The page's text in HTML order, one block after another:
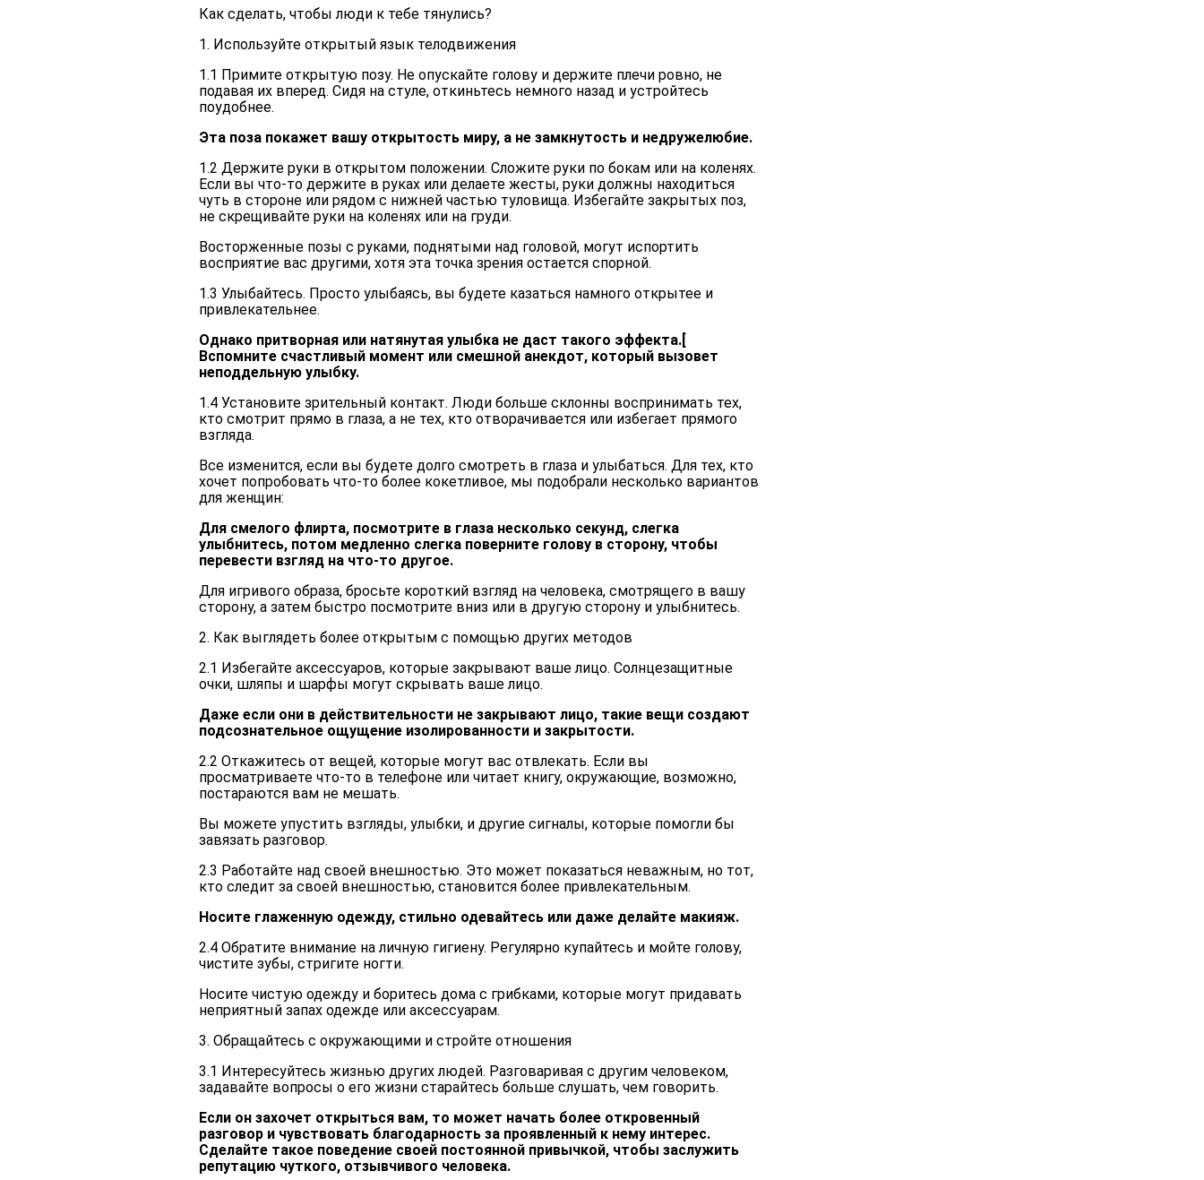
Как сделать, чтобы люди к тебе тянулись?
1. Используйте открытый язык телодвижения
1.1 Примите открытую позу. Не опускайте голову и держите плечи ровно, не
подавая их вперед. Сидя на стуле, откиньтесь немного назад и устройтесь
поудобнее.
Эта поза покажет вашу открытость миру, а не замкнутость и недружелюбие.
1.2 Держите руки в открытом положении. Сложите руки по бокам или на коленях.
Если вы что-то держите в руках или делаете жесты, руки должны находиться
чуть в стороне или рядом с нижней частью туловища. Избегайте закрытых поз,
не скрещивайте руки на коленях или на груди.
Восторженные позы с руками, поднятыми над головой, могут испортить
восприятие вас другими, хотя эта точка зрения остается спорной.
1.3 Улыбайтесь. Просто улыбаясь, вы будете казаться намного открытее и
привлекательнее.
Однако притворная или натянутая улыбка не даст такого эффекта.[
Вспомните счастливый момент или смешной анекдот, который вызовет
неподдельную улыбку.
1.4 Установите зрительный контакт. Люди больше склонны воспринимать тех,
кто смотрит прямо в глаза, а не тех, кто отворачивается или избегает прямого
взгляда.
Все изменится, если вы будете долго смотреть в глаза и улыбаться. Для тех, кто
хочет попробовать что-то более кокетливое, мы подобрали несколько вариантов
для женщин:
Для смелого флирта, посмотрите в глаза несколько секунд, слегка
улыбнитесь, потом медленно слегка поверните голову в сторону, чтобы
перевести взгляд на что-то другое.
Для игривого образа, бросьте короткий взгляд на человека, смотрящего в вашу
сторону, а затем быстро посмотрите вниз или в другую сторону и улыбнитесь.
2. Как выглядеть более открытым с помощью других методов
2.1 Избегайте аксессуаров, которые закрывают ваше лицо. Солнцезащитные
очки, шляпы и шарфы могут скрывать ваше лицо.
Даже если они в действительности не закрывают лицо, такие вещи создают
подсознательное ощущение изолированности и закрытости.
2.2 Откажитесь от вещей, которые могут вас отвлекать. Если вы
просматриваете что-то в телефоне или читает книгу, окружающие, возможно,
постараются вам не мешать.
Вы можете упустить взгляды, улыбки, и другие сигналы, которые помогли бы
завязать разговор.
2.3 Работайте над своей внешностью. Это может показаться неважным, но тот,
кто следит за своей внешностью, становится более привлекательным.
Носите глаженную одежду, стильно одевайтесь или даже делайте макияж.
2.4 Обратите внимание на личную гигиену. Регулярно купайтесь и мойте голову,
чистите зубы, стригите ногти.
Носите чистую одежду и боритесь дома с грибками, которые могут придавать
неприятный запах одежде или аксессуарам.
3. Обращайтесь с окружающими и стройте отношения
3.1 Интересуйтесь жизнью других людей. Разговаривая с другим человеком,
задавайте вопросы о его жизни старайтесь больше слушать, чем говорить.
Если он захочет открыться вам, то может начать более откровенный
разговор и чувствовать благодарность за проявленный к нему интерес.
Сделайте такое поведение своей постоянной привычкой, чтобы заслужить
репутацию чуткого, отзывчивого человека.